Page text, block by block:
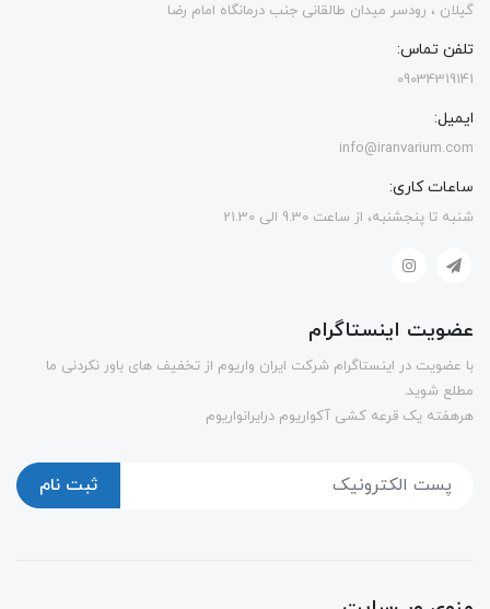
گیلان ، رودسر میدان طالقانی جنب درمانگاه امام رضا
تلفن تماس:
09034319141
ایمیل:
info@iranvarium.com
ساعات کاری:
شنبه تا پنجشنبه، از ساعت 9.30 الی 21.30
عضویت اینستاگرام
با عضویت در اینستاگرام شرکت ایران واریوم از تخفیف های باور نکردنی ما
مطلع شوید.
هرهفته یک قرعه کشی آکواریوم درایرانواریوم
ثبت نام